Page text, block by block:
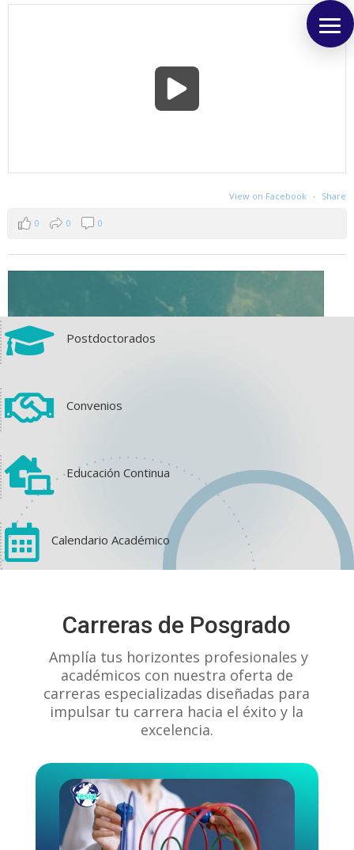
View on Facebook · Share
0 0 0
1 0
 Postdoctorados
 Convenios
 Educación Continua
 Calendario Académico
Carreras de Posgrado
Amplía tus horizontes profesionales y
académicos con nuestra oferta de
carreras especializadas diseñadas para
impulsar tu carrera hacia el éxito y la
excelencia.